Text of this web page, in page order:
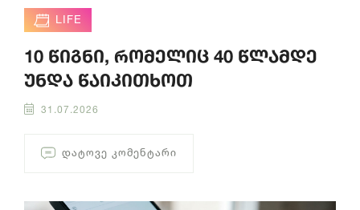
LIFE
10 წიგნი, რომელიც 40 წლამდე
უნდა წაიკითხოთ
31.07.2026
ᲓᲐᲢᲝᲕᲔ ᲙᲝᲛᲔᲜᲢᲐᲠᲘ